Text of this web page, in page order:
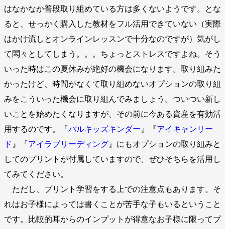
はなかなか普段取り組めている方は多くないようです。とな
ると、せっかく購入した教材をフル活用できていない（実際
はかけ流しとオンラインレッスンで十分なのですが）気がし
て悶々としてしまう。。。ちょっとストレスですよね。そう
いった時はこの夏休みが絶好の機会になります。取り組みた
かったけど、時間がなくて取り組めないオプションの取り組
みをこういった機会に取り組んでみましょう。ついつい新し
いことを始めたくなりますが、その前に今ある資産を有効活
用するのです。『パルキッズキンダー 』『アイキャンリー
ド 』『アイラブリーディング 』にもオプションの取り組みと
してのプリントが付属していますので、ぜひそちらを活用し
てみてください。
ただし、プリント学習をする上での注意点もあります。そ
れはお子様によっては書くことが苦手な子もいるということ
です。比較的耳からのインプットが得意なお子様に限ってプ